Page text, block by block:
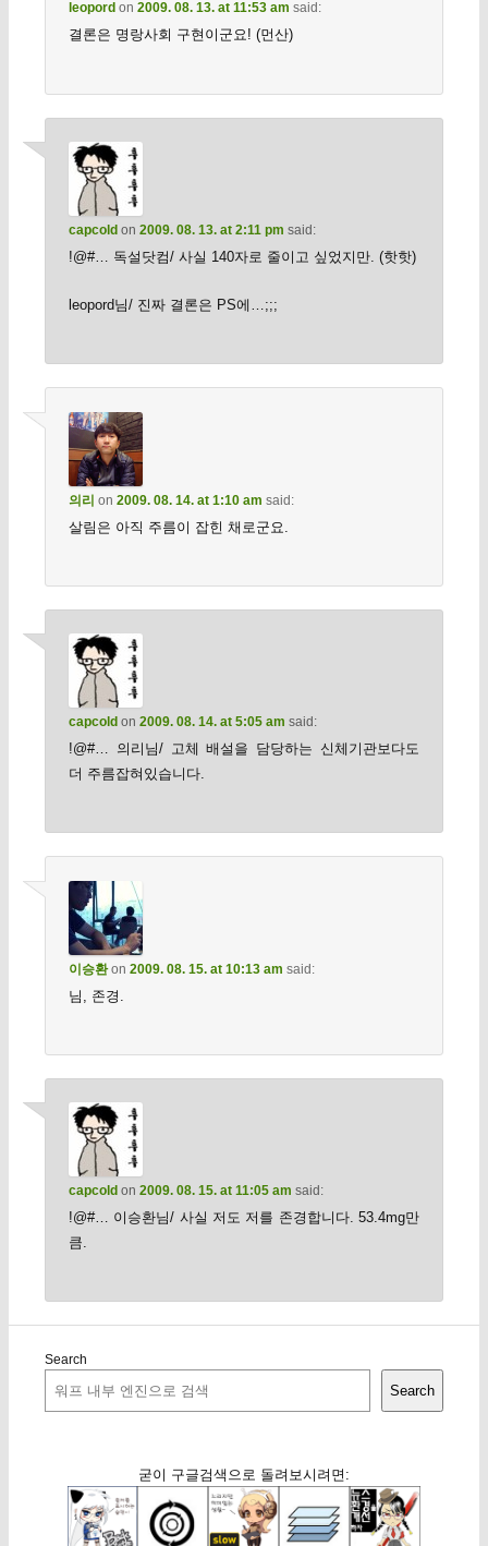
leopord on 2009. 08. 13. at 11:53 am said:
결론은 명랑사회 구현이군요! (먼산)
capcold on 2009. 08. 13. at 2:11 pm said:
!@#… 독설닷컴/ 사실 140자로 줄이고 싶었지만. (핫핫)
leopord님/ 진짜 결론은 PS에…;;;
의리 on 2009. 08. 14. at 1:10 am said:
살림은 아직 주름이 잡힌 채로군요.
capcold on 2009. 08. 14. at 5:05 am said:
!@#… 의리님/ 고체 배설을 담당하는 신체기관보다도
더 주름잡혀있습니다.
이승환on 2009. 08. 15. at 10:13 am said:
님, 존경.
capcold on 2009. 08. 15. at 11:05 am said:
!@#… 이승환님/ 사실 저도 저를 존경합니다. 53.4mg만
큼.
Search
Search
굳이 구글검색으로 돌려보시려면: